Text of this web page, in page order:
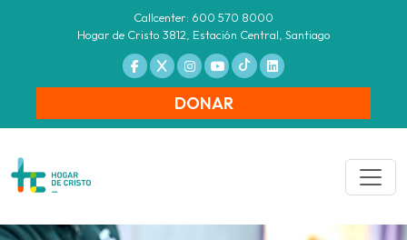
Callcenter: 600 570 8000
Hogar de Cristo 3812, Estación Central, Santiago
DONAR